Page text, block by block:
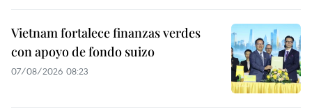
Vietnam fortalece finanzas verdes
con apoyo de fondo suizo
07/08/2026 08:23